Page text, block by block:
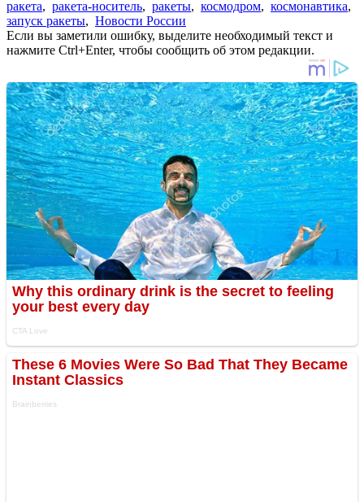
ракета, ракета-носитель, ракеты, космодром, космонавтика,
запуск ракеты, Новости России
Если вы заметили ошибку, выделите необходимый текст и
нажмите Ctrl+Enter, чтобы сообщить об этом редакции.